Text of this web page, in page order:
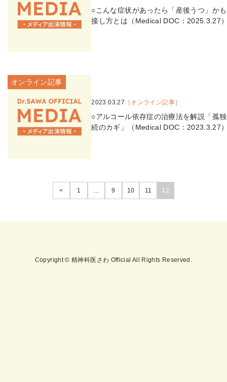
○こんな症状があったら「産後うつ」か
接し方とは（Medical DOC：2025.3.27
オンライン記事
2023.03.27 ［オンライン記事］
○アルコール依存症の治療法を解説「孤
続のカギ」（Medical DOC：2023.3.27
< 1 … 9 10 11 12
Copyright © 精神科医さわ Official All Rights Reserved.